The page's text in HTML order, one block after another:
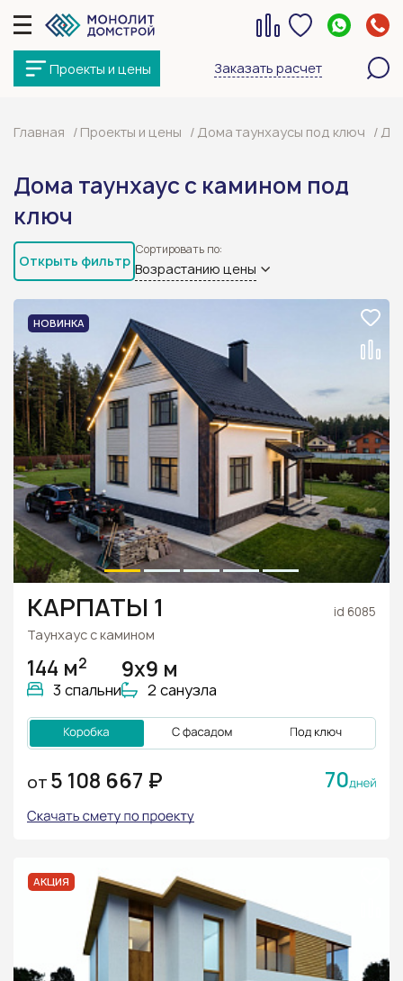
Проекты и цены Заказать расчет
Главная Проекты и цены Дома таунхаусы под ключ
Дома таунхаус с камином под
ключ
Сортировать по:
Возрастанию цены
Открыть фильтр
КАРПАТЫ 1 id 6085
Таунхаус с камином
144 м2
3 спальни
9х9 м
2 санузла
ОТ 5 108 667 ₽ 70
НОВИНКА
АКЦИЯ